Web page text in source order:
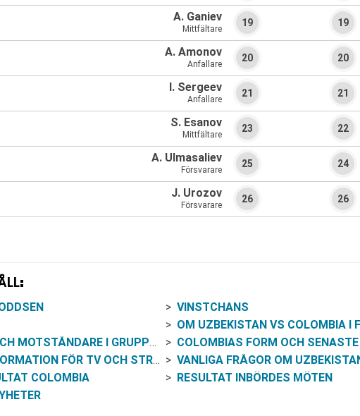
A. Ganiev
Mittfältare
19
A. Amonov
Anfallare
20
I. Sergeev
Anfallare
21
S. Esanov
Mittfältare
23
A. Ulmasaliev
Försvarare
25
J. Urozov
Försvarare
26
19
20
21
22
24
26
VINSTCHANS
OM UZBEKISTAN VS COLOMBIA I
MOTSTÅNDARE I GRUPPEN
COLOMBIAS FORM OCH
FÖR TV OCH STRÖMNING
VANLIGA FRÅGOR OM UZBEKISTAN VS
COLOMBIA
RESULTAT INBÖRDES MÖTEN